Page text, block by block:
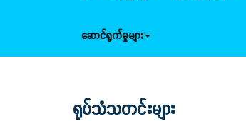
ဆောင်ရွက်မှုများ
ရုပ်သံသတင်းများ